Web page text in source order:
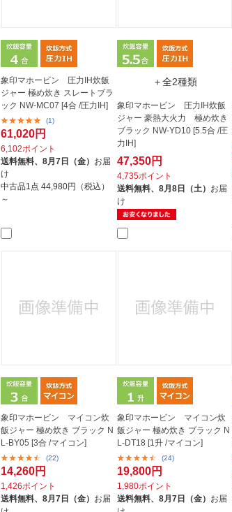
象印マホービン 圧力IH炊飯
ジャー 極め炊き スレートブラ
ック NW-MC07 [4合 /圧力IH]
(1)
61,020円
6,102ポイント
送料無料、8月7日（金） お届
け
中古品1点44,980円（税込）
～
＋全2種類
象印マホービン 圧力IH炊飯
ジャー 豪熱大火力 極め炊き
ブラック NW-YD10 [5.5合 /圧
力IH]
47,350円
4,735ポイント
送料無料、 8月8日（土） お届
け
象印マホービン マイコン炊
飯ジャー 極め炊き ブラック N
L-BY05 [3合 /マイコン]
(22)
14,260円
1,426ポイント
送料無料、8月7日（金） お届
象印マホービン マイコン炊
飯ジャー 極め炊き ブラック N
L-DT18 [1升 /マイコン]
(24)
19,800円
1,980ポイント
送料無料、 8月7日（金） お届